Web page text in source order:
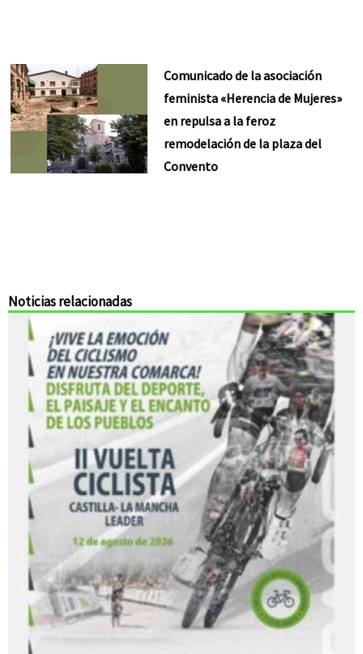
Comunicado de la asociación
feminista «Herencia de Mujeres»
en repulsa a la feroz
remodelación de la plaza del
Convento
Noticias relacionadas